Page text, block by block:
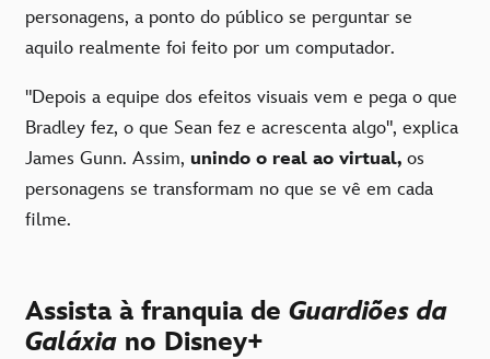
personagens, a ponto do público se perguntar se
aquilo realmente foi feito por um computador.
"Depois a equipe dos efeitos visuais vem e pega o que
Bradley fez, o que Sean fez e acrescenta algo", explica
James Gunn. Assim, unindo o real ao virtual, os
personagens se transformam no que se vê em cada
filme.
Assista à franquia de Guardiões da
Galáxia no Disney+